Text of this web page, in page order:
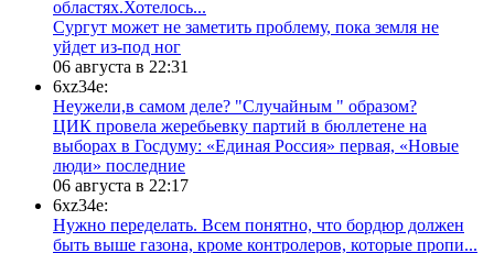
областях.Хотелось...
Сургут может не заметить проблему, пока земля не
уйдет из-под ног
06 августа в 22:31
6xz34e:
Неужели,в самом деле? "Случайным " образом?
ЦИК провела жеребьевку партий в бюллетене на
выборах в Госдуму: «Единая Россия» первая, «Новые
люди» последние
06 августа в 22:17
6xz34e:
Нужно переделать. Всем понятно, что бордюр должен
быть выше газона, кроме контролеров, которые пропи...